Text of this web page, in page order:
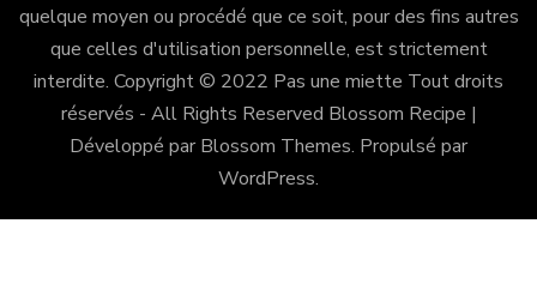
quelque moyen ou procédé que ce soit, pour des fins autres
que celles d'utilisation personnelle, est strictement
interdite. Copyright © 2022 Pas une miette Tout droits
réservés - All Rights Reserved Blossom Recipe |
Développé par Blossom Themes. Propulsé par
WordPress.